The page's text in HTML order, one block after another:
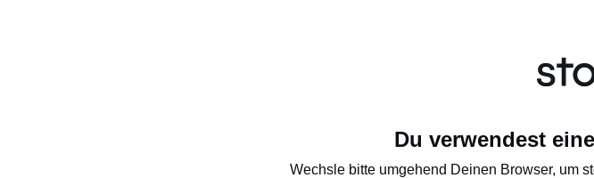
Du verwendest
Wechsle bitte umgehend Deinen Browser, um